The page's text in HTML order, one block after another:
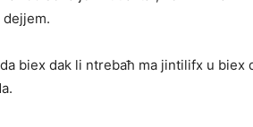
biex dak li ntrebaħ ma jintilifx u biex